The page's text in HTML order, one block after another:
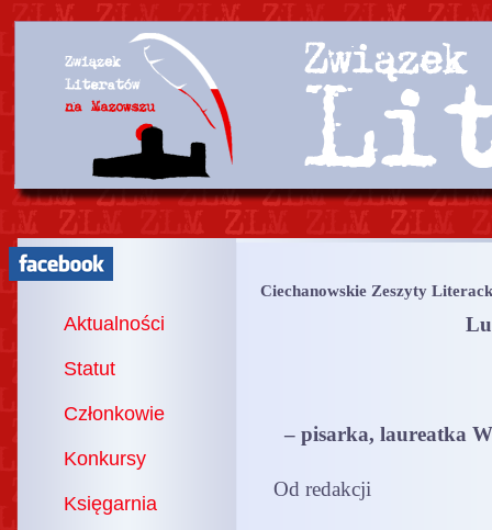
Aktualności
Statut
Członkowie
Konkursy
Księgarnia
Ciechanowskie Zeszyty
– pisarka, laureatka
Od redakcji